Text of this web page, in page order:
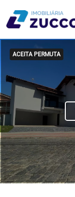
ACEITA PERMUTA